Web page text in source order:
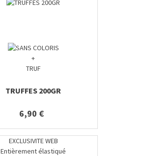
+
TRUF
TRUFFES 200GR
6,90 €
EXCLUSIVITE WEB
Entièrement élastiqué